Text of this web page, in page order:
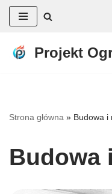
do
Projekt
Strona główna » Budowa i
Budowa